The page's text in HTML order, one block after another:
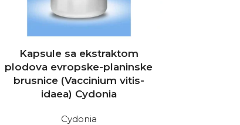
Kapsule sa ekstraktom
plodova evropske-planinske
brusnice (Vaccinium vitis-
idaea) Cydonia
Cydonia